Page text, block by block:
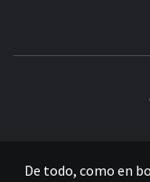
De todo, como en